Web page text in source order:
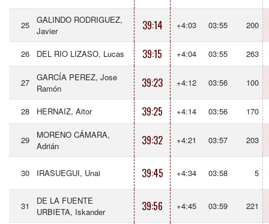
25
GALINDO RODRIGUEZ,
Javier
39:14 +4:03 03:55 200
26 DEL RIO LIZASO, Lucas 39:15 +4:04 03:55 263
27
GARCÍA PEREZ, Jose
Ramón
39:23 +4:12 03:56 100
28 HERNAIZ, Aitor 39:25 +4:14 03:56 170
29
MORENO CÁMARA,
Adrián
39:32 +4:21 03:57 203
30 IRASUEGUI, Unai 39:45 +4:34 03:58 5
31
DE LA FUENTE
URBIETA, Iskander
39:56 +4:45 03:59 221